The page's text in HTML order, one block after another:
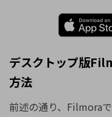
デスクトップ版
方法
前述の通り、Filmora